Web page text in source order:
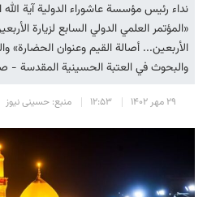
نداء رئيس مؤسسة عاشوراء الدولية آية
«المؤتمر العلمي الدولي السابع لزيارة
الأربعين... أصالة القيم وعنوان الحضارة»
والبحوث في العتبة الحسينية المقدسة - صفر
۲۹ مهر ۱۴۰۲ ۱۲:۵۳ منبع: حسینی نیوز